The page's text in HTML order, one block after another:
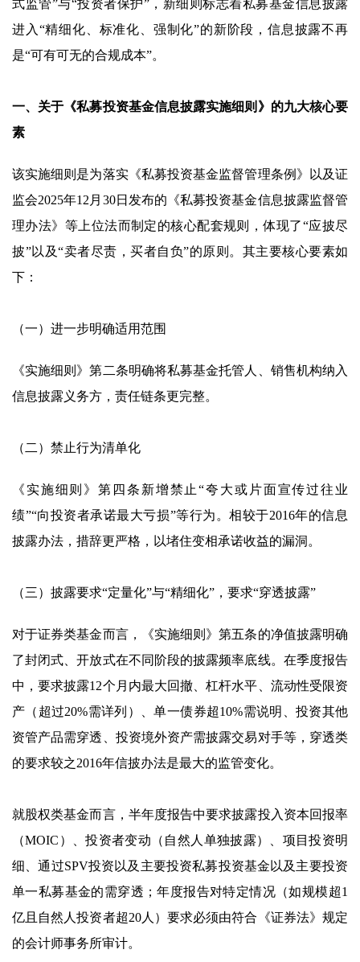
式监管”与“投资者保护”，新细则标志着私募基金信息披露
进入“精细化、标准化、强制化”的新阶段，信息披露不再
是“可有可无的合规成本”。
一、关于《私募投资基金信息披露实施细则》的九大核心要
素
该实施细则是为落实《私募投资基金监督管理条例》以及证
监会2025年12月30日发布的《私募投资基金信息披露监督管
理办法》等上位法而制定的核心配套规则，体现了“应披尽
披”以及“卖者尽责，买者自负”的原则。其主要核心要素如
下：
（一）进一步明确适用范围
《实施细则》第二条明确将私募基金托管人、销售机构纳入
信息披露义务方，责任链条更完整。
（二）禁止行为清单化
《实施细则》第四条新增禁止“夸大或片面宣传过往业
绩”“向投资者承诺最大亏损”等行为。相较于2016年的信息
披露办法，措辞更严格，以堵住变相承诺收益的漏洞。
（三）披露要求“定量化”与“精细化”，要求“穿透披露”
对于证券类基金而言，《实施细则》第五条的净值披露明确
了封闭式、开放式在不同阶段的披露频率底线。在季度报告
中，要求披露12个月内最大回撤、杠杆水平、流动性受限资
产（超过20%需详列）、单一债券超10%需说明、投资其他
资管产品需穿透、投资境外资产需披露交易对手等，穿透类
的要求较之2016年信披办法是最大的监管变化。
就股权类基金而言，半年度报告中要求披露投入资本回报率
（MOIC）、投资者变动（自然人单独披露）、项目投资明
细、通过SPV投资以及主要投资私募投资基金以及主要投资
单一私募基金的需穿透；年度报告对特定情况（如规模超1
亿且自然人投资者超20人）要求必须由符合《证券法》规定
的会计师事务所审计。